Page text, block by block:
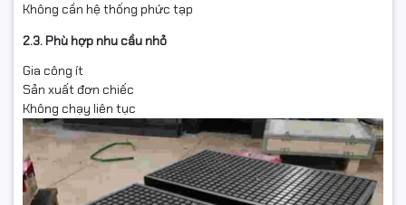
Không cần hệ thống phức tạp
2.3. Phù hợp nhu cầu nhỏ
Gia công ít
Sản xuất đơn chiếc
Không chạy liên tục